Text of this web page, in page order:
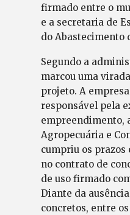
firmado entre o
e a secretaria de
do Abastecimento
Segundo a
marcou uma
projeto. A
responsável pela
empreendimento,
Agropecuária e
cumpriu os prazos
no contrato de
de uso firmado
Diante da
concretos, entre